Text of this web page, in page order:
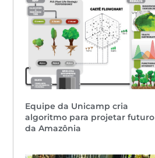
Equipe da Unicamp cria
algoritmo para projetar futuro
da Amazônia